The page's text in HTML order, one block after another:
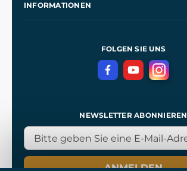
Kontakt
INFORMATIONEN
DatenschutzerklärungFOLGEN SIE UNS
NEWSLETTER ABONNIEREN
ANMELDEN